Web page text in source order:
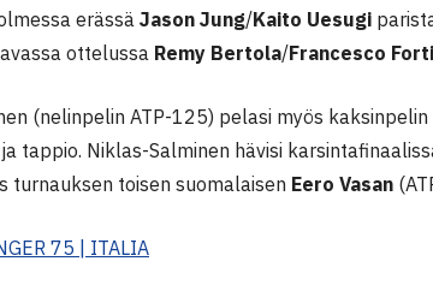
erässä Jason Jung/Kaito Uesugi
ottelussa Remy Bertola/Francesco Forti
(nelinpelin ATP-125) pelasi myös
tappio. Niklas-Salminen hävisi
turnauksen toisen suomalaisen Eero Vasan
75 | ITALIA